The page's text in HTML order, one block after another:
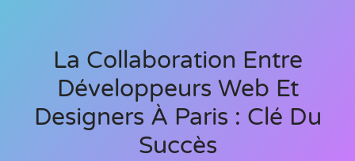
La Collaboration Entre
Développeurs Web Et
Designers À Paris : Clé Du
Succès